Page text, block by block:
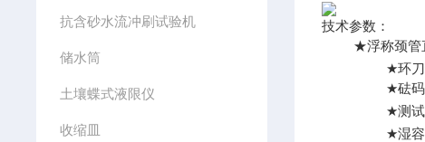
抗含砂水流冲刷试验机
储水筒
土壤蝶式液限仪
收缩皿
技术参数：
★浮称颈管
★环
★砝
★测
★湿